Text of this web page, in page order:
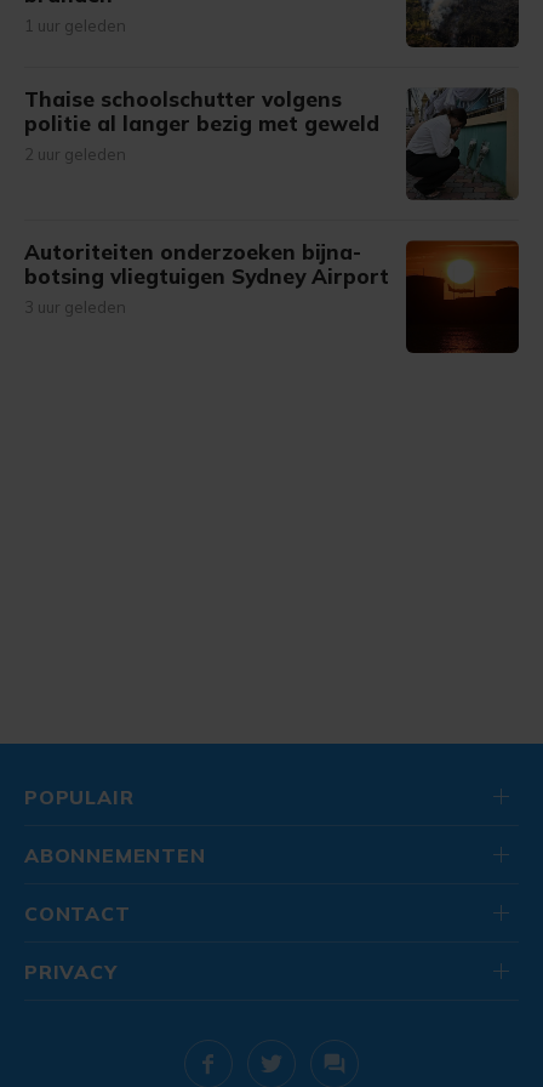
1 uur geleden
Thaise schoolschutter volgens
politie al langer bezig met geweld
2 uur geleden
Autoriteiten onderzoeken bijna-
botsing vliegtuigen Sydney Airport
3 uur geleden
POPULAIR
ABONNEMENTEN
CONTACT
PRIVACY